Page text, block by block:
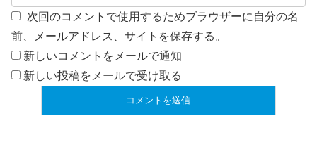
次回のコメントで使用するためブラウザーに自分の名
前、メールアドレス、サイトを保存する。
新しいコメントをメールで通知
新しい投稿をメールで受け取る